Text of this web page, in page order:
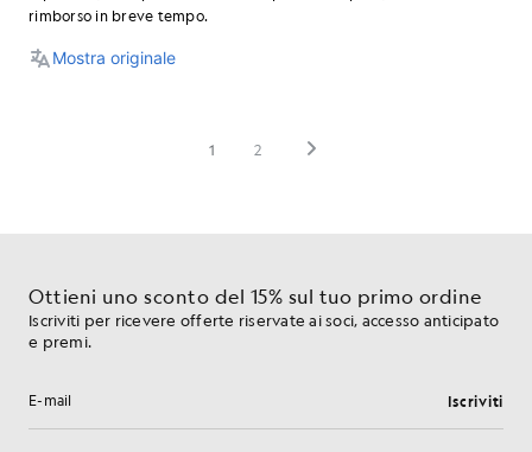
Ottieni uno sconto del 15% sul tuo primo ordine
Iscriviti per ricevere offerte riservate ai soci, accesso anticipato
e premi.
Indirizzo e-mail Iscriviti